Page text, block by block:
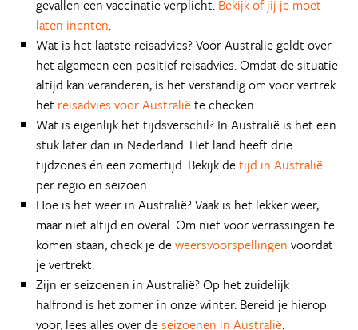
gevallen een vaccinatie verplicht. Bekijk of jij je moet
laten inenten.
Wat is het laatste reisadvies? Voor Australië geldt over
het algemeen een positief reisadvies. Omdat de situatie
altijd kan veranderen, is het verstandig om voor vertrek
het reisadvies voor Australiëte checken.
Wat is eigenlijk het tijdsverschil? In Australië is het een
stuk later dan in Nederland. Het land heeft drie
tijdzones én een zomertijd. Bekijk detijd in Australië
per regio en seizoen.
Hoe is het weer in Australië? Vaak is het lekker weer,
maar niet altijd en overal. Om niet voor verrassingen te
komen staan, check je deweersvoorspellingen voordat
je vertrekt.
Zijn er seizoenen in Australië? Op het zuidelijk
halfrond is het zomer in onze winter. Bereid je hierop
voor, lees alles over deseizoenen in Australië.